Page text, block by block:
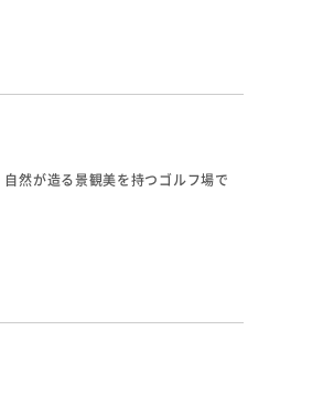
やすい。
然が造る景観美を持つゴルフ場で
アウトに比べて長いので難しいコー
岳がくっきりと見える、雄大で景